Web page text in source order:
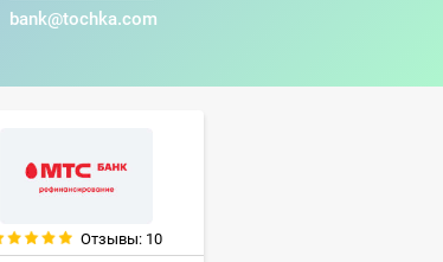
bank@tochka.com
Отзывы: 10